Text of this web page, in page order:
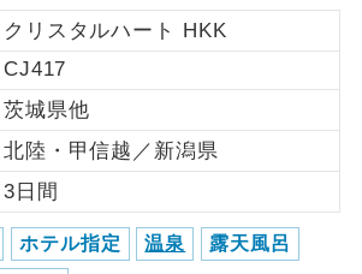
クリスタルハート HKK
CJ417
茨城県他
北陸・甲信越／新潟県
3日間
ホテル指定 温泉 露天風呂
コースです。
ご夫婦限定でご参加いただけるコースで
す。
女性限定でご参加いただけるコースで
す。
ご参加にあたり年齢に制限があるコース
です。